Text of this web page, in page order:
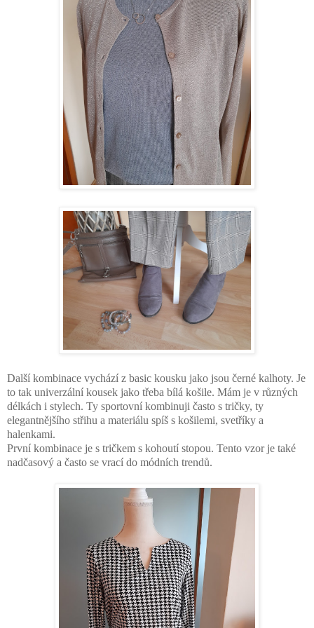
Další kombinace vychází z basic kousku jako jsou černé kalhoty. Je
to tak univerzální kousek jako třeba bílá košile. Mám je v různých
délkách i stylech. Ty sportovní kombinuji často s tričky, ty
elegantnějšího střihu a materiálu spíš s košilemi, svetříky a
halenkami.
První kombinace je s tričkem s kohoutí stopou. Tento vzor je také
nadčasový a často se vrací do módních trendů.